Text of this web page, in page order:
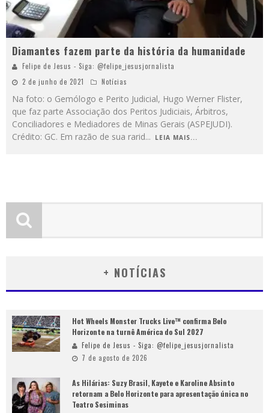
Diamantes fazem parte da história da humanidade
Felipe de Jesus - Siga: @felipe_jesusjornalista
2 de junho de 2021
Notícias
Na foto: o Gemólogo e Perito Judicial, Hugo Werner Flister,
que faz parte Associação dos Peritos Judiciais, Árbitros,
Conciliadores e Mediadores de Minas Gerais (ASPEJUDI).
Crédito: GC. Em razão de sua rarid... LEIA MAIS...
+ NOTÍCIAS
Hot Wheels Monster Trucks Live™ confirma Belo
Horizonte na turnê América do Sul 2027
Felipe de Jesus - Siga: @felipe_jesusjornalista
7 de agosto de 2026
As Hilárias: Suzy Brasil, Kayete e Karoline Absinto
retornam a Belo Horizonte para apresentação única no
Teatro Sesiminas